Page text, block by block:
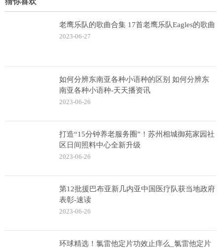
老鹰乐队的歌曲合集 17首老鹰乐队Eagles的歌曲
2023-06-27
如何分辨东南亚各种小语种的区别 如何分辨东
南亚各种小语种-天天播资讯
2023-06-26
打造“15分钟养老服务圈”！苏州相城御苑家园社
区日间照料中心全新升级
2023-06-26
第12批援巴布亚新几内亚中国医疗队获当地政府
表彰-速读
2023-06-26
环球精选！氯雷他定片功效止痒么_氯雷他定片